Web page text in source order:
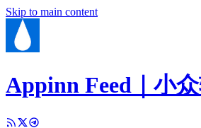
Skip to main content
Appinn Feed｜小